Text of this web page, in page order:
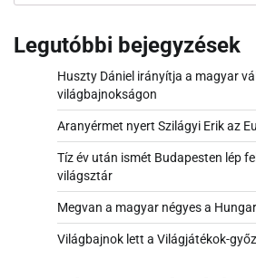
Legutóbbi bejegyzések
Huszty Dániel irányítja a magyar
világbajnokságon
Aranyérmet nyert Szilágyi Erik az
Tíz év után ismét Budapesten lép
világsztár
Megvan a magyar négyes a
Világbajnok lett a Világjátékok-